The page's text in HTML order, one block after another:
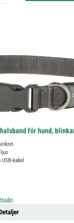
för hund,
kabel